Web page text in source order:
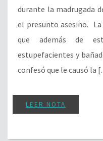
durante la madrugada
el presunto asesino.
que además de
estupefacientes y
confesó que le causó la
LEER NOTA